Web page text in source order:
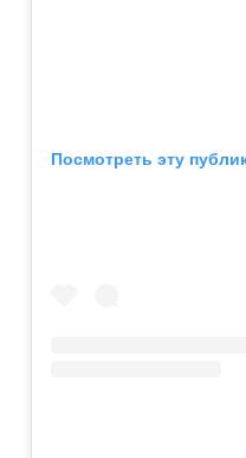
Посмотреть эту